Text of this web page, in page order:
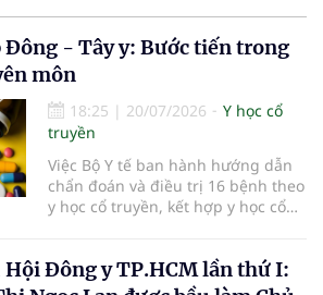
- Tây y: Bước tiến trong
môn
18:25 | 20/07/2026
Y học cổ
truyền
Việc Bộ Y tế ban hành hướng dẫn
chẩn đoán và điều trị 16 bệnh theo
y học cổ truyền, kết hợp y học cổ
nhất cho các cơ sở khám, chữa
bệnh. Giá trị của tài liệu không chỉ
Đông y TP.HCM lần thứ I: